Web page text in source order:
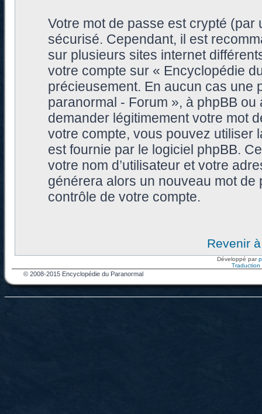
Votre mot de passe est crypté (par
sécurisé. Cependant, il est
sur plusieurs sites internet
votre compte sur « Encyclopédie
précieusement. En aucun cas une
paranormal - Forum », à phpBB
demander légitimement votre mot
votre compte, vous pouvez utiliser
est fournie par le logiciel phpBB.
votre nom d’utilisateur et votre
générera alors un nouveau mot
contrôle de votre compte.
Revenir
Développé par
Traduction
© 2008-2015 Encyclopédie du Paranormal